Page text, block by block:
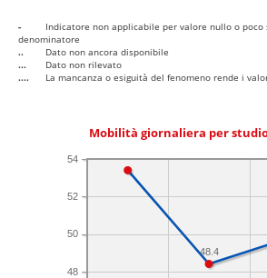
-
Indicatore non applicabile per valore nullo o poco
denominatore
..
Dato non ancora disponibile
...
Dato non rilevato
....
La mancanza o esiguità del fenomeno rende i
Mobilità giornaliera per
48
50
52
54
48.4